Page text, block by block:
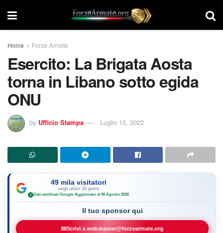
Home Forze Armate
Esercito: La Brigata Aosta
torna in Libano sotto egida
ONU
by Ufficio Stampa Luglio 12, 2022
49 mila visitatori
negli ultimi 28 giorni
✓ Dati certificati Google·Aggiornato al 06 Agosto 2026
Il tuo sponsor qui
✉Scrivi a webmaster@forzearmate.org